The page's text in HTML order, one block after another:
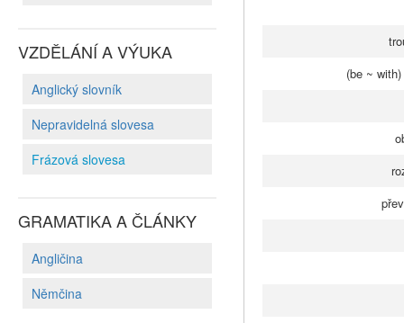
VZDĚLÁNÍ A VÝUKA
Anglický slovník
Nepravidelná slovesa
Frázová slovesa
GRAMATIKA A ČLÁNKY
Angličina
Němčina
(be ~